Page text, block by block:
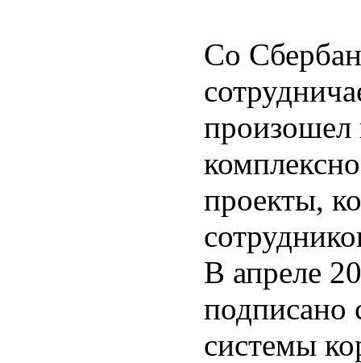
Со
произошел
проекты,
В апреле
подписано
системы